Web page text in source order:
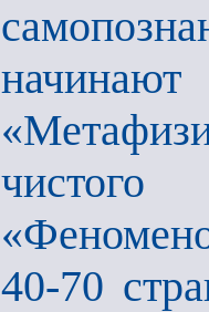
40-70